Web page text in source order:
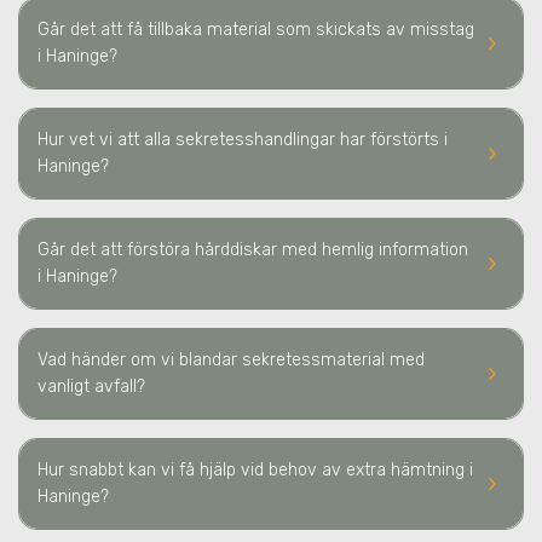
keyboard_arrow_right
Går det att få tillbaka material som skickats av misstag
i Haninge?
keyboard_arrow_right
Hur vet vi att alla sekretesshandlingar har förstörts i
Haninge?
keyboard_arrow_right
Går det att förstöra hårddiskar med hemlig information
i Haninge?
keyboard_arrow_right
Vad händer om vi blandar sekretessmaterial med
vanligt avfall?
keyboard_arrow_right
Hur snabbt kan vi få hjälp vid behov av extra hämtning i
Haninge?